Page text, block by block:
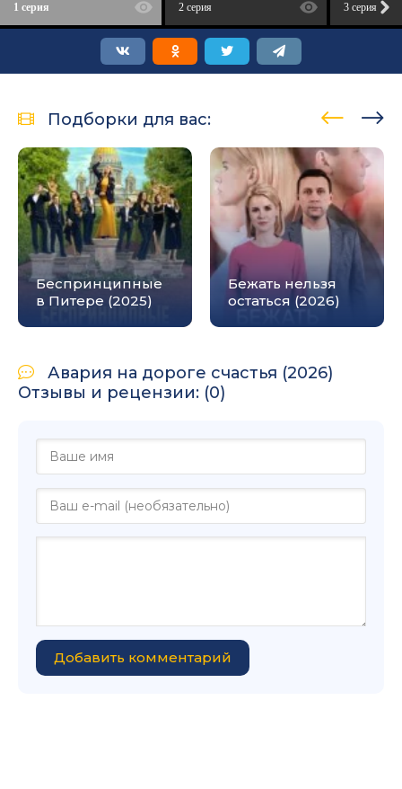
1 серия 2 серия 3 серия
Подборки для вас:
Беспринципные
в Питере (2025)
Бежать нельзя
остаться (2026)
Авария на дороге счастья (2026)
Отзывы и рецензии: (0)
Добавить комментарий